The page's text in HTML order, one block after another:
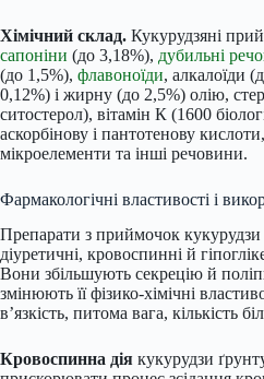
Хімічний склад. Кукурудзяні
сапоніни (до 3,18%), дубильні
(до 1,5%), флавоноїди, алкалоїди
0,12%) і жирну (до 2,5%) олію,
ситостерол), вітамін К (1600
аскорбінову і пантотенову
мікроелементи та інші речовини.
Фармакологічні властивості і
Препарати з приймочок кукурудзи
діуретичні, кровоспинні й
Вони збільшують секрецію й
змінюють її фізико-хімічні
в’язкість, питома вага, кількість
Кровоспинна дія кукурудзи